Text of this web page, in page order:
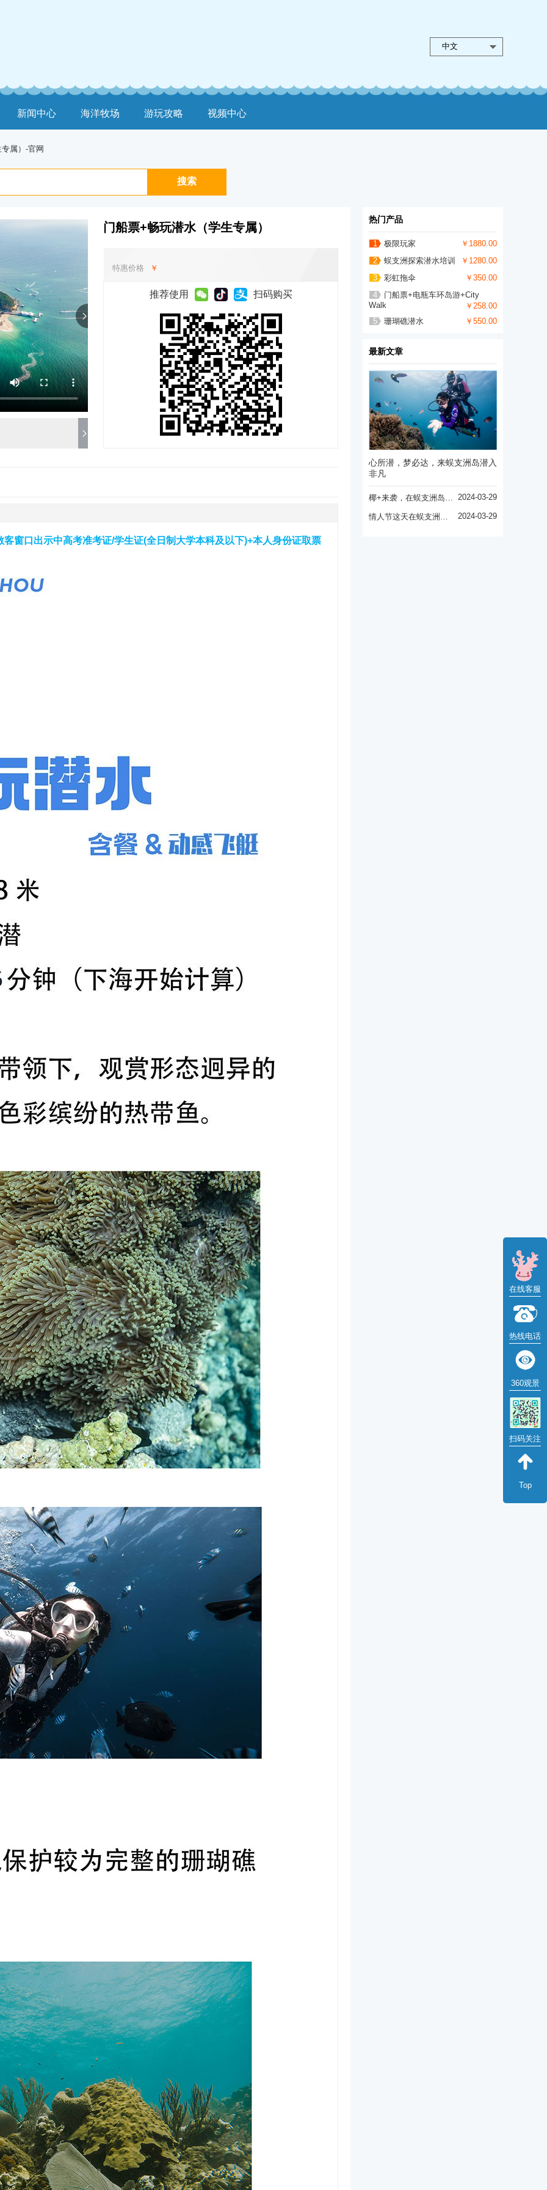
中文
新闻中心 海洋牧场 游玩攻略 视频中心
在线客服
热线电话
360观景
扫码关注
Top
属）-官网
搜索
门船票+畅玩潜水（学生专属）
特惠价格 ￥
推荐使用 扫码购买
窗口出示中高考准考证/学生证(全日制大学本科及以下)+本人身份证取票
热门产品
1 极限玩家
￥1880.00
2
蜈支洲探索潜水培训
￥1280.00
3
彩虹拖伞
￥350.00
4
门船票+电瓶车环岛游+City
Walk
￥258.00
5
珊瑚礁潜水 ￥550.00
最新文章
心所潜，梦必达，来蜈支洲岛潜入
非凡
椰+来袭，在蜈支洲岛，“万事皆可椰”！！ 2024-03-29
情人节这天在蜈支洲岛用婚纱告白 2024-03-29